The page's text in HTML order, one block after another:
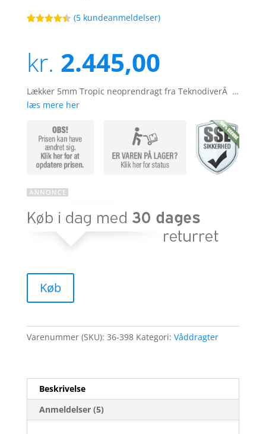
baseret
på
kundebedø
(5 kundeanmeldelser)
kr. 2.445,00
Lækker 5mm Tropic neoprendragt fra TeknodiverÂ …
læs mere her
Køb
Varenummer (SKU): 36-398 Kategori: Våddragter
Beskrivelse
Anmeldelser (5)